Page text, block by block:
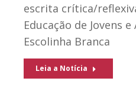
escrita crítica/
Educação de Jovens e
Escolinha Branca
Leia a Notícia